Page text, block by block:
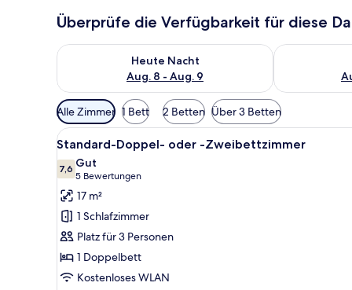
Überprüfe die Verfügbarkeit für diese
Heute Nacht
Aug. 8 - Aug. 9
Überprüfe die Verfügbarkeit für heute Nacht, Aug. 8
Überprüfe
Verfügbare
Filter
für
Zimmer
Alle Zimmer 1 Bett 2 Betten Über 3 Betten
Alle
Fotos
für
Standard-
Doppel-
oder
-
Zweibettzimmer
anzeigen
Ein Schlafzimmer mit Bett,
7
Standard-Doppel- oder -Zweibettzimmer
7,67,6 von 10
Gut
5 Bewertungen
(5
Bewertungen)
17 m²
1 Schlafzimmer
Platz für 3 Personen
1 Doppelbett
Kostenloses WLAN